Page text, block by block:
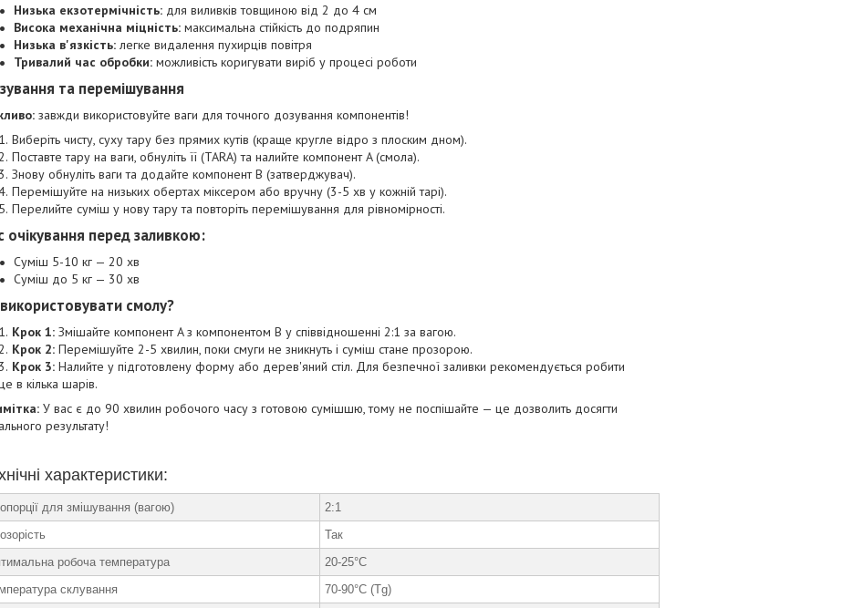
Низька екзотермічність: для виливків товщиною від 2 до 4 см
Висока механічна міцність: максимальна стійкість до подряпин
Низька в'язкість: легке видалення пухирців повітря
Тривалий час обробки: можливість коригувати виріб у процесі роботи
та перемішування
завжди використовуйте ваги для точного дозування компонентів!
Виберіть чисту, суху тару без прямих кутів (краще кругле відро з плоским дном).
Поставте тару на ваги, обнуліть її (TARA) та налийте компонент A (смола).
Знову обнуліть ваги та додайте компонент B (затверджувач).
Перемішуйте на низьких обертах міксером або вручну (3-5 хв у кожній тарі).
Перелийте суміш у нову тару та повторіть перемішування для рівномірності.
очікування перед заливкою:
Суміш 5-10 кг — 20 хв
Суміш до 5 кг — 30 хв
смолу?
Крок 1: Змішайте компонент A з компонентом B у співвідношенні 2:1 за вагою.
Крок 2: Перемішуйте 2-5 хвилин, поки смуги не зникнуть і суміш стане прозорою.
Крок 3: Налийте у підготовлену форму або дерев'яний стіл. Для безпечної заливки рекомендується робити
в кілька шарів.
У вас є до 90 хвилин робочого часу з готовою сумішшю, тому не поспішайте — це дозволить досягти
результату!
характеристики:
для змішування (вагою)
2:1
Так
робоча температура
20-25°C
склування
70-90°C (Tg)